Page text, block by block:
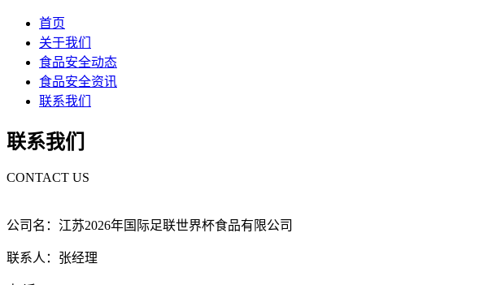
首页
关于我们
食品安全动态
食品安全资讯
联系我们
联系我们
CONTACT US
公司名：江苏2026年国际足联世界杯食品有限公司
联系人：张经理